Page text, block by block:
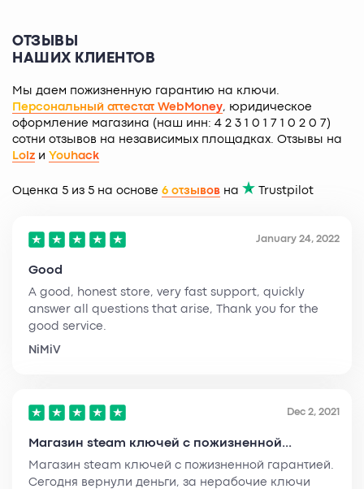
ОТЗЫВЫ
НАШИХ КЛИЕНТОВ
Мы даем пожизненную гарантию на ключи.
Персональный аттестат WebMoney, юридическое
оформление магазина (наш инн: 4 2 3 1 0 1 7 1 0 2 0 7)
сотни отзывов на независимых площадках. Отзывы на
Lolz и Youhack
Оценка 5 из 5 на основе 6 отзывов на Trustpilot
January 24, 2022
Good
A good, honest store, very fast support, quickly
answer all questions that arise, Thank you for the
good service.
NiMiV
Dec 2, 2021
Магазин steam ключей с пожизненной...
Магазин steam ключей с пожизненной гарантией.
Сегодня вернули деньги, за нерабочие ключи